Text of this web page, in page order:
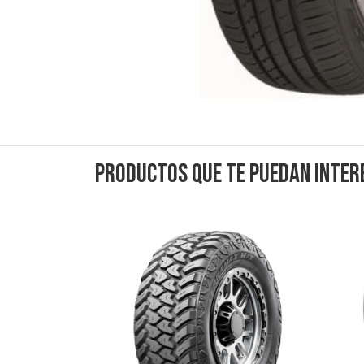
Productos que te puedan